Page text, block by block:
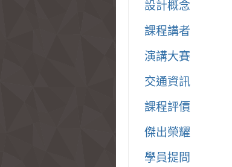
設計概念
課程講者
演講大賽
交通資訊
課程評價
傑出榮耀
學員提問